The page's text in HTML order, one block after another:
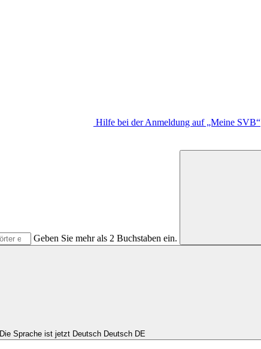
Hilfe bei der Anmeldung auf „Meine SVB“
Geben Sie mehr als 2 Buchstaben ein.
Die Sprache ist jetzt Deutsch Deutsch DE